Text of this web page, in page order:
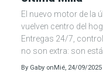
El nuevo motor de la
vuelven centro del
Entregas 24/7,
no son extra: son
By Gaby onMié, 24/09/2025